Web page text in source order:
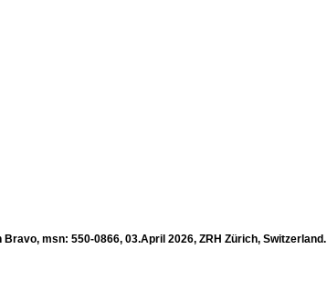
msn: 550-0866, 03.April 2026, ZRH Zürich, Switzerland.